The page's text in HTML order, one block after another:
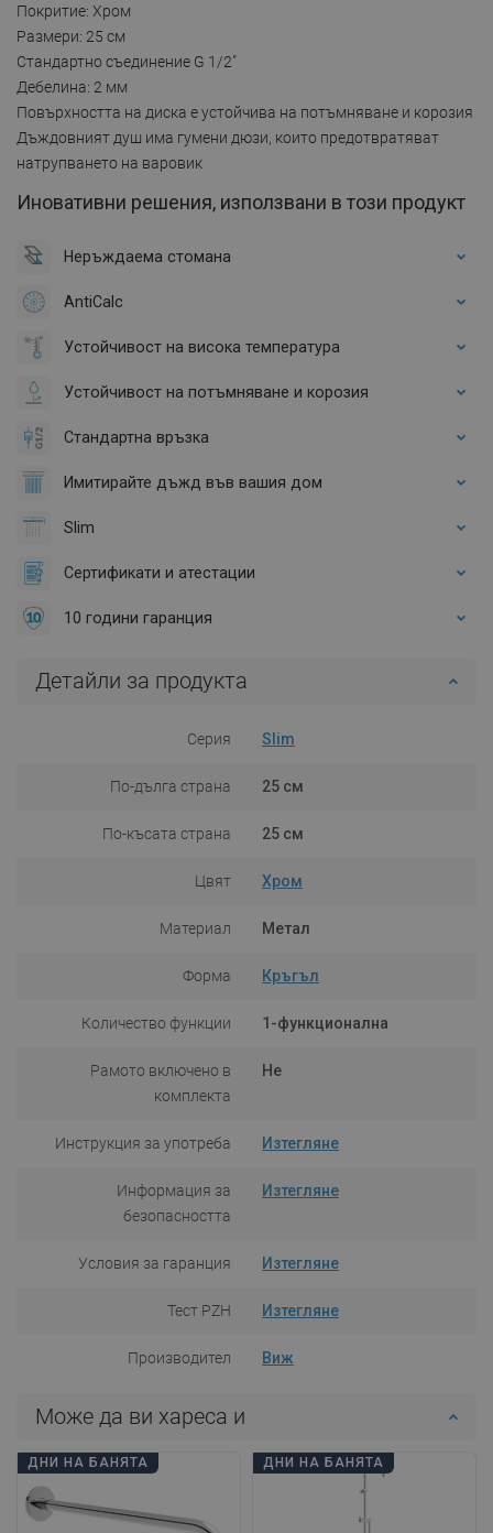
Покритие: Хром
Размери: 25 см
Стандартно съединение G 1/2"
Дебелина: 2 мм
Повърхността на диска е устойчива на потъмняване и корозия
Дъждовният душ има гумени дюзи, които предотвратяват
натрупването на варовик
Иновативни решения, използвани в този продукт
Неръждаема стомана
AntiCalc
Устойчивост на висока температура
Устойчивост на потъмняване и корозия
Стандартна връзка
Имитирайте дъжд във вашия дом
Slim
Сертификати и атестации
10 години гаранция
Детайли за продукта
Серия Slim
По-дълга страна 25 см
По-късата страна 25 см
Цвят Хром
Материал Метал
Форма Кръгъл
Количество функции 1-функционална
Рамото включено в
комплекта
Не
Инструкция за употреба Изтегляне
Информация за
безопасността
Изтегляне
Условия за гаранция Изтегляне
Тест PZH Изтегляне
Производител Виж
Може да ви хареса и
ДНИ НА БАНЯТА ДНИ НА БАНЯТА